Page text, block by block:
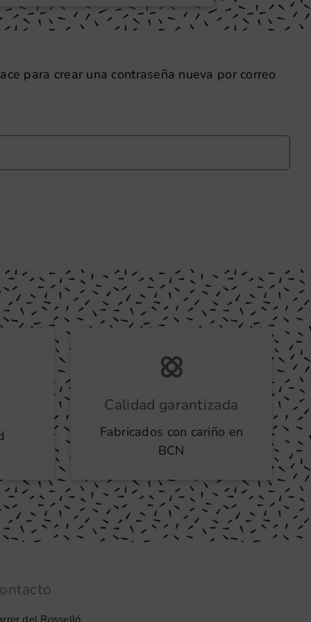
para crear una contraseña nueva por correo
Calidad garantizada
Fabricados con cariño en
BCN
del Rosselló,